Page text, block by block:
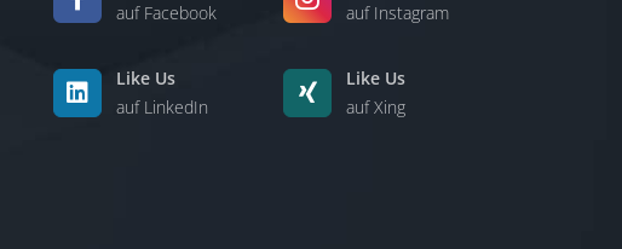
auf Facebook
auf Instagram
Like Us
auf LinkedIn
Like Us
auf Xing